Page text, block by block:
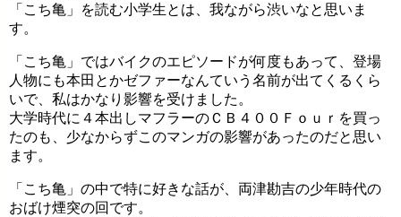
「こち亀」を読む小学生とは、我ながら渋いなと思いま
す。
「こち亀」ではバイクのエピソードが何度もあって、登場
人物にも本田とかゼファーなんていう名前が出てくるくら
いで、私はかなり影響を受けました。
大学時代に４本出しマフラーのＣＢ４００Ｆｏｕｒを買っ
たのも、少なからずこのマンガの影響があったのだと思い
ます。
「こち亀」の中で特に好きな話が、両津勘吉の少年時代の
おばけ煙突の回です。